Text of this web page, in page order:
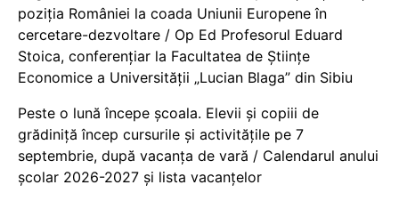
poziția României la coada Uniunii Europene în
cercetare-dezvoltare / Op Ed Profesorul Eduard
Stoica, conferențiar la Facultatea de Științe
Economice a Universității „Lucian Blaga” din Sibiu
Peste o lună începe școala. Elevii și copiii de
grădiniță încep cursurile și activitățile pe 7
septembrie, după vacanța de vară / Calendarul anului
școlar 2026-2027 și lista vacanțelor